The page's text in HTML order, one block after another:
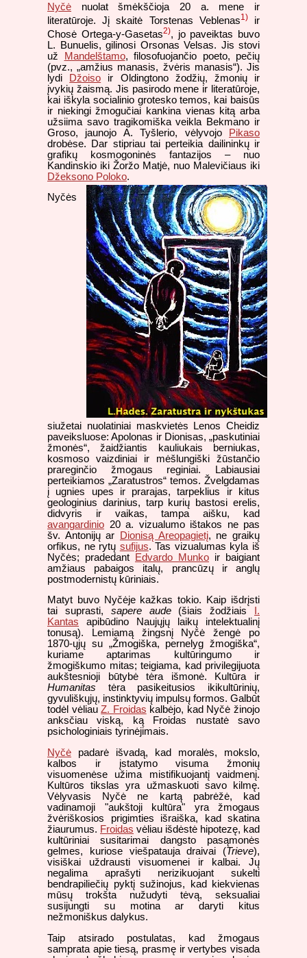
Nyčė nuolat šmėkščioja 20 a. mene ir
literatūroje. Jį skaitė Torstenas Veblenas1)ir
Chosė Ortega-y-Gasetas2), jo paveiktas buvo
L. Bunuelis, gilinosi Orsonas Velsas. Jis stovi
už
Mandelštamo, filosofuojančio poeto, pečių
(pvz., „amžius manasis, žvėris manasis“). Jis
lydi
Džoiso ir Oldingtono žodžių, žmonių ir
įvykių žaismą. Jis pasirodo mene ir literatūroje,
kai iškyla socialinio grotesko temos, kai baisūs
ir niekingi žmogučiai kankina vienas kitą arba
užsiima savo tragikomiška veikla Bekmano ir
Groso, jaunojo A. Tyšlerio, vėlyvojo
Pikaso
drobėse. Dar stipriau tai perteikia dailininkų ir
grafikų kosmogoninės fantazijos – nuo
Kandinskio iki Žoržo Matjė, nuo Malevičiaus iki
Džeksono Poloko.
Nyčės
siužetai nuolatiniai maskvietės Lenos Cheidiz
paveiksluose: Apolonas ir Dionisas, „paskutiniai
žmonės“, žaidžiantis kauliukais berniukas,
kosmoso vaizdiniai ir mėšlungiški žūstančio
prareginčio žmogaus reginiai. Labiausiai
perteikiamos „Zaratustros“ temos. Žvelgdamas
į ugnies upes ir prarajas, tarpeklius ir kitus
geologinius darinius, tarp kurių bastosi erelis,
didvyris ir vaikas, tampa aišku, kad
avangardinio 20 a. vizualumo ištakos ne pas
šv. Antonijų ar
Dionisą Areopagietį, ne graikų
orfikus, ne rytų sufijus. Tas vizualumas kyla iš
Nyčės; pradedant
Edvardo Munko ir baigiant
amžiaus pabaigos italų, prancūzų ir anglų
postmodernistų kūriniais.
Matyt buvo Nyčėje kažkas tokio. Kaip išdrįsti
tai suprasti, sapere aude(šiais žodžiais
I.
Kantas apibūdino Naujųjų laikų intelektualinį
tonusą). Lemiamą žingsnį Nyčė žengė po
1870-ųjų su „Žmogiška, pernelyg žmogiška“,
kuriame aptarimas kultūringumo ir
žmogiškumo mitas; teigiama, kad privilegijuota
aukštesnioji būtybė tėra išmonė. Kultūra ir
Humanitas tėra pasikeitusios ikikultūrinių,
gyvuliškųjų, instinktyvių impulsų formos. Galbūt
todėl vėliauZ. Froidas kalbėjo, kad Nyčė žinojo
anksčiau viską, ką Froidas nustatė savo
psichologiniais tyrinėjimais.
Nyčė padarė išvadą, kad moralės, mokslo,
kalbos ir įstatymo visuma žmonių
visuomenėse užima mistifikuojantį vaidmenį.
Kultūros tikslas yra užmaskuoti savo kilmę.
Vėlyvasis Nyčė ne kartą pabrėžė, kad
vadinamoji "aukštoji kultūra" yra žmogaus
žvėriškosios prigimties išraiška, kad skatina
žiaurumus. Froidas vėliau išdėstė hipotezę, kad
kultūriniai susitarimai dangsto pasąmonės
gelmes, kuriose viešpatauja draivai (Trieve),
visiškai uždrausti visuomenei ir kalbai. Jų
negalima aprašyti nerizikuojant sukelti
bendrapiliečių pyktį sužinojus, kad kiekvienas
mūsų trokšta nužudyti tėvą, seksualiai
susijungti su motina ar daryti kitus
nežmoniškus dalykus.
Taip atsirado postulatas, kad žmogaus
samprata apie tiesą, prasmę ir vertybes visada